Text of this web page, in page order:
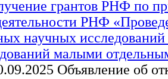
грантов РНФ по
РНФ
научных
малыми
Объявление об